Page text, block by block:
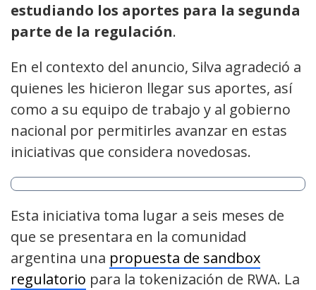
estudiando los aportes para la segunda
parte de la regulación.
En el contexto del anuncio, Silva agradeció a
quienes les hicieron llegar sus aportes, así
como a su equipo de trabajo y al gobierno
nacional por permitirles avanzar en estas
iniciativas que considera novedosas.
Esta iniciativa toma lugar a seis meses de
que se presentara en la comunidad
argentina una propuesta de sandbox
regulatorio para la tokenización de RWA. La